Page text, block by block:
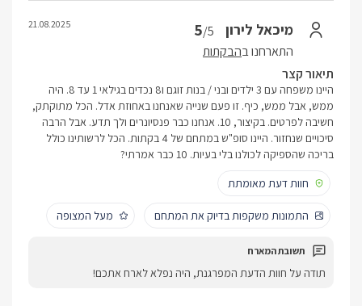
מיכאל לירון 5/5
התארחנו בהבקתות
21.08.2025
תיאור קצר
היינו משפחה עם 3 ילדים ובני / בנות זוגם ו8 נכדים בגילאי 1 עד 8. היה
ממש, אבל ממש, כיף. זו פעם שנייה שאנחנו באחוזת אדל. הכל מתוקתק,
חשיבה לפרטים. בקיצור, 10. אנחנו כבר פנסיונרים ולך תדע. אבל הרבה
סיכויים שנחזור. היינו סופ"ש במתחם של 4 בקתות. הכל לרשותינו כולל
בריכה שהספיקה לכולנו בלי בעיות. 10 כבר אמרתי?
חוות דעת מאומתת
התמונות משקפות בדיוק את המתחם מעל המצופה
תודה על חוות הדעת המפרגנת, היה נפלא לארח אתכם!